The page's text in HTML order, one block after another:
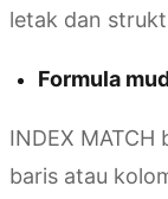
letak dan
Formula
INDEX
baris atau